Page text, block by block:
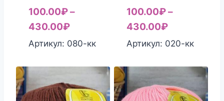
100.00₽–
430.00₽
Артикул: 080-кк
100.00₽–
430.00₽
Артикул: 020-кк